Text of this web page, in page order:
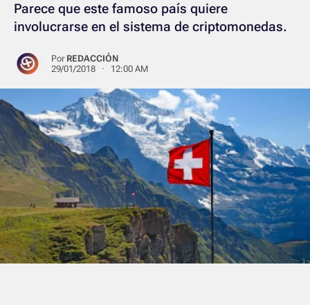
Parece que este famoso país quiere
involucrarse en el sistema de criptomonedas.
Por REDACCIÓN
29/01/2018 · 12:00 AM